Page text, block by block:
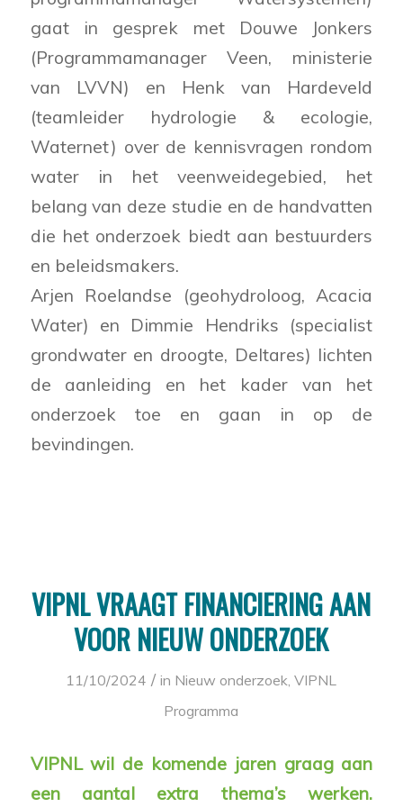
gaat in gesprek met Douwe Jonkers
(Programmamanager Veen, ministerie
van LVVN) en Henk van Hardeveld
(teamleider hydrologie & ecologie,
Waternet) over de kennisvragen rondom
water in het veenweidegebied, het
belang van deze studie en de handvatten
die het onderzoek biedt aan bestuurders
en beleidsmakers.
Arjen Roelandse (geohydroloog, Acacia
Water) en Dimmie Hendriks (specialist
grondwater en droogte, Deltares) lichten
de aanleiding en het kader van het
onderzoek toe en gaan in op de
bevindingen.
VIPNL VRAAGT FINANCIERING AAN
VOOR NIEUW ONDERZOEK
11/10/2024 / in Nieuw onderzoek,VIPNL
Programma
VIPNL wil de komende jaren graag aan
een aantal extra thema’s werken.